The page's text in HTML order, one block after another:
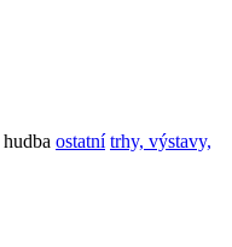
hudba ostatní trhy, výstavy,